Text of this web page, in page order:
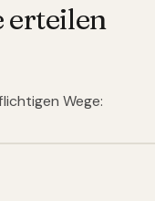
erteilen
Wege: